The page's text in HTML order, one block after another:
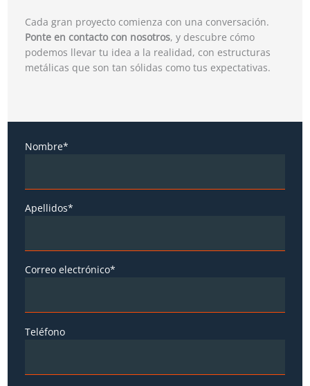
Cada gran proyecto comienza con una conversación.
Ponte en contacto con nosotros, y descubre cómo
podemos llevar tu idea a la realidad, con estructuras
metálicas que son tan sólidas como tus expectativas.
Nombre*
Apellidos*
Correo electrónico*
Teléfono